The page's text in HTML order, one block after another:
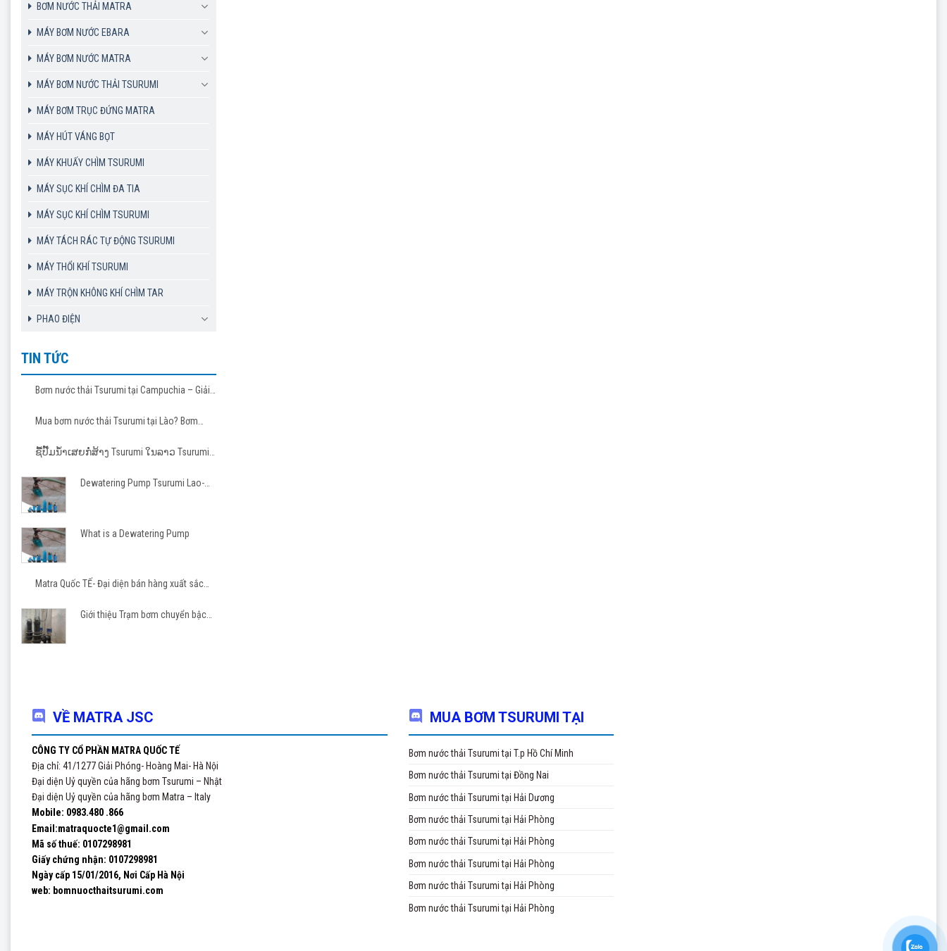
BƠM NƯỚC THẢI MATRA
MÁY BƠM NƯỚC EBARA
MÁY BƠM NƯỚC MATRA
MÁY BƠM NƯỚC THẢI TSURUMI
MÁY BƠM TRỤC ĐỨNG MATRA
MÁY HÚT VÁNG BỌT
MÁY KHUẤY CHÌM TSURUMI
MÁY SỤC KHÍ CHÌM ĐA TIA
MÁY SỤC KHÍ CHÌM TSURUMI
MÁY TÁCH RÁC TỰ ĐỘNG TSURUMI
MÁY THỔI KHÍ TSURUMI
MÁY TRỘN KHÔNG KHÍ CHÌM TAR
PHAO ĐIỆN
TIN TỨC
Bơm nước thải Tsurumi tại Campuchia – Giải
nghiệp
Mua bơm nước thải Tsurumi tại Lào? Bơm
ຊື້ປັ໊ມນ້ຳເສຍກໍ່ສ້າງ Tsurumi ໃນລາວ Tsurumi
Dewatering Pump Tsurumi Lao-
What is a Dewatering Pump
Matra Quốc TẾ- Đại diện bán hàng xuất sắc
Giới thiệu Trạm bơm chuyển bậc
VỀ MATRA JSC
CÔNG TY CỔ PHẦN MATRA QUỐC TẾ
Địa chỉ: 41/1277 Giải Phóng- Hoàng Mai- Hà Nội
Đại diện Uỷ quyền của hãng bơm Tsurumi – Nhật
Đại diện Uỷ quyền của hãng bơm Matra – Italy
Mobile: 0983.480 .866
Email:matraquocte1@gmail.com
Mã số thuế: 0107298981
Giấy chứng nhận: 0107298981
Ngày cấp 15/01/2016, Nơi Cấp Hà Nội
web: bomnuocthaitsurumi.com
MUA BƠM TSURUMI TẠI
Bơm nước thải Tsurumi tại T.p Hồ Chí Minh
Bơm nước thải Tsurumi tại Đồng Nai
Bơm nước thải Tsurumi tại Hải Dương
Bơm nước thải Tsurumi tại Hải Phòng
Bơm nước thải Tsurumi tại Hải Phòng
Bơm nước thải Tsurumi tại Hải Phòng
Bơm nước thải Tsurumi tại Hải Phòng
Bơm nước thải Tsurumi tại Hải Phòng